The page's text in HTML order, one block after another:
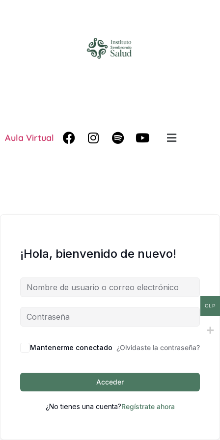
Aula Virtual
¡Hola, bienvenido de nuevo!
Mantenerme conectado ¿Olvidaste la contraseña?
Acceder
¿No tienes una cuenta?Regístrate ahora
CLP